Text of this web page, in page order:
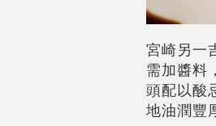
宮崎另一
需加醬料
頭配以酸
地油潤豐